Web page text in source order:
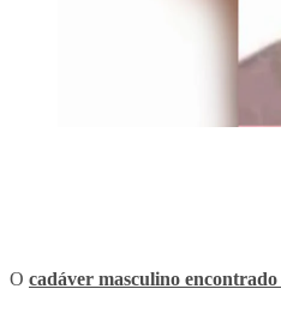
O cadáver masculino encontrado